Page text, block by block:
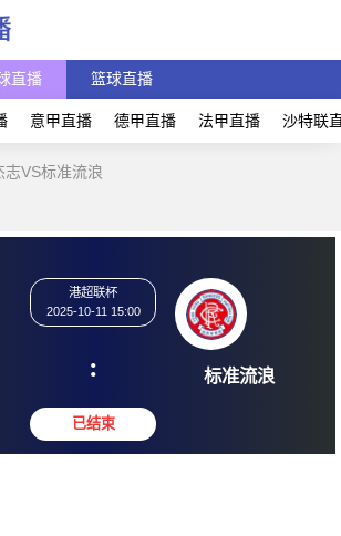
直播 篮球直播
意甲直播 德甲直播 法甲直播 沙特联
志VS标准流浪
2025-10-11 15:00
: 标准